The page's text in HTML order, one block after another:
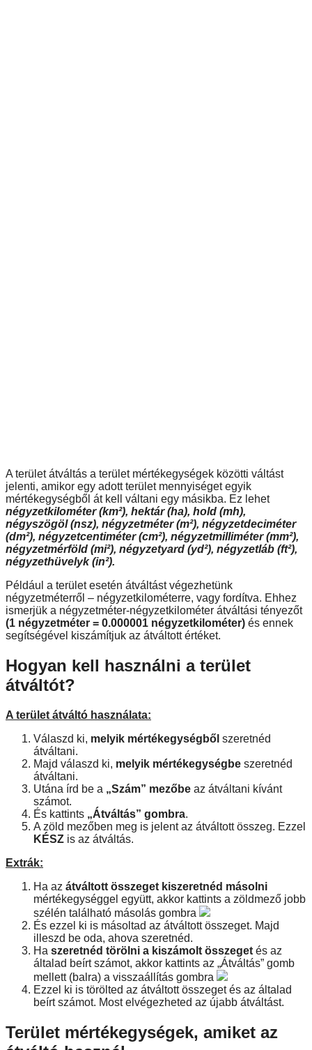
A terület átváltás a terület mértékegységek közötti váltást
jelenti, amikor egy adott terület mennyiséget egyik
mértékegységből át kell váltani egy másikba. Ez lehet
négyzetkilométer (km²), hektár (ha), hold (mh),
négyszögöl (nsz), négyzetméter (m²), négyzetdeciméter
(dm²), négyzetcentiméter (cm²), négyzetmilliméter (mm²),
négyzetmérföld (mi²), négyzetyard (yd²), négyzetláb (ft²),
négyzethüvelyk (in²).
Például a terület esetén átváltást végezhetünk
négyzetméterről – négyzetkilométerre, vagy fordítva. Ehhez
ismerjük a négyzetméter-négyzetkilométer átváltási tényezőt
(1 négyzetméter = 0.000001 négyzetkilométer) és ennek
segítségével kiszámítjuk az átváltott értéket.
Hogyan kell használni a terület
átváltót?
A terület átváltó használata:
Válaszd ki, melyik mértékegységből szeretnéd
átváltani.
Majd válaszd ki, melyik mértékegységbe szeretnéd
átváltani.
Utána írd be a „Szám” mezőbe az átváltani kívánt
számot.
És kattints „Átváltás” gombra.
A zöld mezőben meg is jelent az átváltott összeg. Ezzel
KÉSZ is az átváltás.
Extrák:
Ha az átváltott összeget kiszeretnéd másolni
mértékegységgel együtt, akkor kattints a zöldmező jobb
szélén található másolás gombra
És ezzel ki is másoltad az átváltott összeget. Majd
illeszd be oda, ahova szeretnéd.
Ha szeretnéd törölni a kiszámolt összeget és az
általad beírt számot, akkor kattints az „Átváltás” gomb
mellett (balra) a visszaállítás gombra
Ezzel ki is törölted az átváltott összeget és az általad
beírt számot. Most elvégezheted az újabb átváltást.
Terület mértékegységek, amiket az